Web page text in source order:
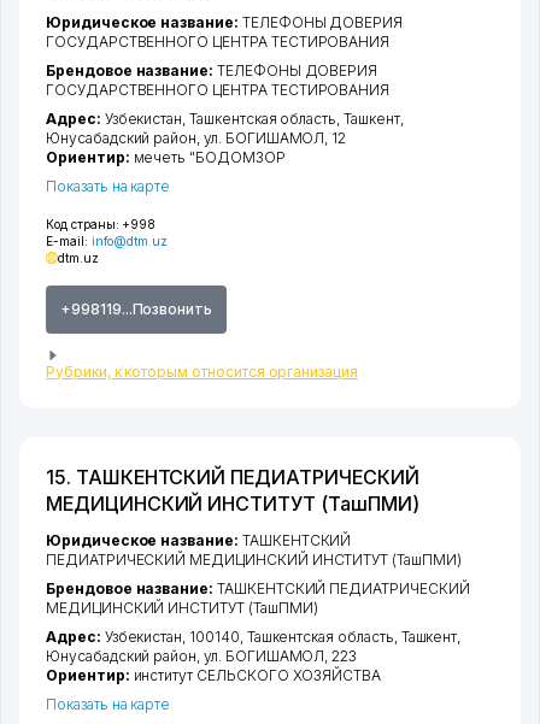
Код страны: +998
E-mail: info@dtm.uz
dtm.uz
+998119...Позвонить
Рубрики, к которым относится организация
Юридическое название: ТЕЛЕФОНЫ ДОВЕРИЯ
ГОСУДАРСТВЕННОГО ЦЕНТРА ТЕСТИРОВАНИЯ
Брендовое название: ТЕЛЕФОНЫ ДОВЕРИЯ
ГОСУДАРСТВЕННОГО ЦЕНТРА ТЕСТИРОВАНИЯ
Адрес: Узбекистан,Ташкентская область,Ташкент,
Юнусабадский район,ул. БОГИШАМОЛ, 12
Ориентир: мечеть "БОДОМЗОР
Показать на карте
15. ТАШКЕНТСКИЙ ПЕДИАТРИЧЕСКИЙ
МЕДИЦИНСКИЙ ИНСТИТУТ (ТашПМИ)
Юридическое название: ТАШКЕНТСКИЙ
ПЕДИАТРИЧЕСКИЙ МЕДИЦИНСКИЙ ИНСТИТУТ (ТашПМИ)
Брендовое название: ТАШКЕНТСКИЙ ПЕДИАТРИЧЕСКИЙ
МЕДИЦИНСКИЙ ИНСТИТУТ (ТашПМИ)
Адрес: Узбекистан, 100140, Ташкентская область, Ташкент,
Юнусабадский район,ул. БОГИШАМОЛ, 223
Ориентир: институт СЕЛЬСКОГО ХОЗЯЙСТВА
Показать на карте